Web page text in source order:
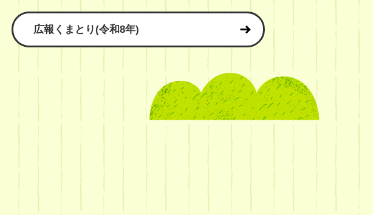
広報くまとり(令和8年)